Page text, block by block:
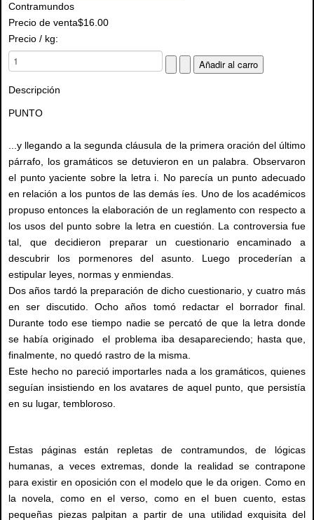
Contramundos
Precio de venta$16.00
Precio / kg:
Descripción
PUNTO
...y llegando a la segunda cláusula de la primera oración del último
párrafo, los gramáticos se detuvieron en un palabra. Observaron
el punto yaciente sobre la letra i. No parecía un punto adecuado
en relación a los puntos de las demás íes. Uno de los académicos
propuso entonces la elaboración de un reglamento con respecto a
los usos del punto sobre la letra en cuestión. La controversia fue
tal, que decidieron preparar un cuestionario encaminado a
descubrir los pormenores del asunto. Luego procederían a
estipular leyes, normas y enmiendas.
Dos años tardó la preparación de dicho cuestionario, y cuatro más
en ser discutido. Ocho años tomó redactar el borrador final.
Durante todo ese tiempo nadie se percató de que la letra donde
se había originado el problema iba desapareciendo; hasta que,
finalmente, no quedó rastro de la misma.
Este hecho no pareció importarles nada a los gramáticos, quienes
seguían insistiendo en los avatares de aquel punto, que persistía
en su lugar, tembloroso.
Estas páginas están repletas de contramundos, de lógicas
humanas, a veces extremas, donde la realidad se contrapone
para existir en oposición con el modelo que le da origen. Como en
la novela, como en el verso, como en el buen cuento, estas
pequeñas piezas palpitan a partir de una utilidad exquisita del